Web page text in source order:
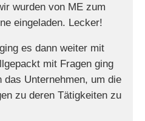
wurden von ME zum
eingeladen. Lecker!
es dann weiter mit
mit Fragen ging
Unternehmen, um die
zu deren Tätigkeiten zu